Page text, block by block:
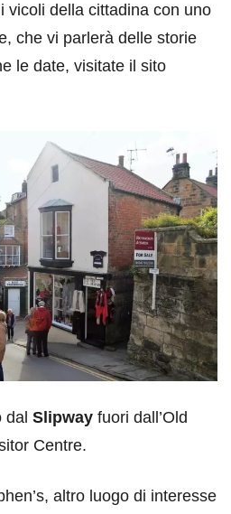
vicoli della cittadina con uno
che vi parlerà delle storie
le date, visitate il sito
Slipway fuori dall’Old
Centre.
altro luogo di interesse